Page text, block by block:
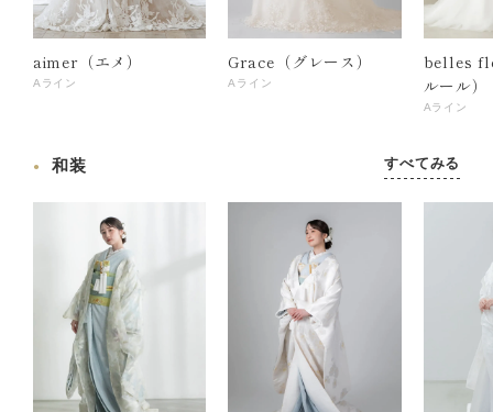
aimer（エメ）
Aライン
Grace（グレース）
Aライン
belles
ルール）
Aライン
和装 すべてみる